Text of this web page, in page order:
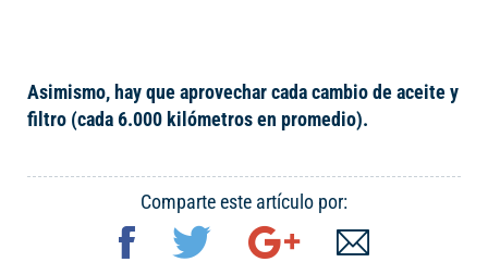
Asimismo, hay que aprovechar cada cambio de aceite y
filtro (cada 6.000 kilómetros en promedio).
Comparte este artículo por: